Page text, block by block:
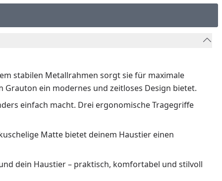
stabilen Metallrahmen sorgt sie für maximale
ein modernes und zeitloses Design bietet.
einfach macht. Drei ergonomische Tragegriffe
Matte bietet deinem Haustier einen
dein Haustier – praktisch, komfortabel und stilvoll